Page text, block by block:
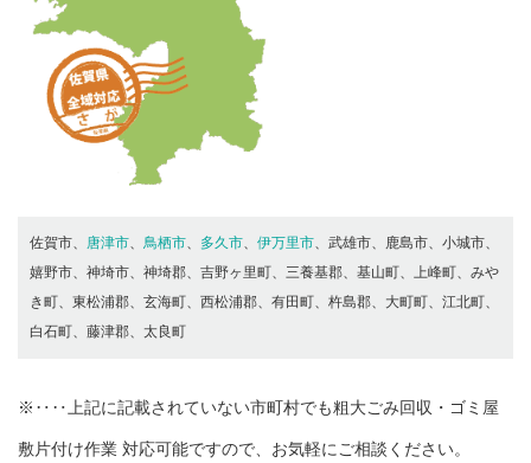
佐賀市、 唐津市 鳥栖市 多久市 伊万里市 、武雄市、鹿島市、小城市、
嬉野市、神埼市、神埼郡、吉野ヶ里町、三養基郡、基山町、上峰町、みや
き町、東松浦郡、玄海町、西松浦郡、有田町、杵島郡、大町町、江北町、
白石町、藤津郡、太良町
※‥‥上記に記載されていない市町村でも粗大ごみ回収・ゴミ屋
敷片付け作業 対応可能ですので、お気軽にご相談ください。